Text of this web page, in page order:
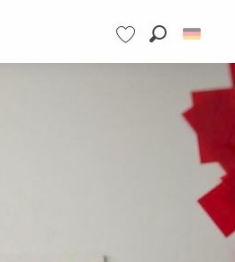
Voir les favoris